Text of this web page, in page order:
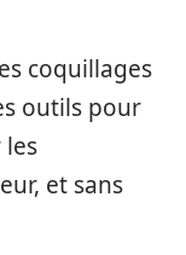
coquillages
outils pour
les
et sans